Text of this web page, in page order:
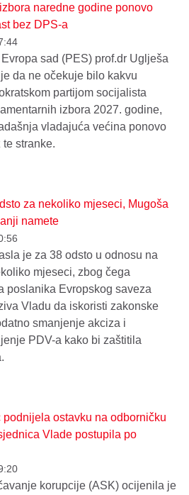
naredne godine ponovo
bez DPS-a
sad (PES) prof.dr Uglješa
da ne očekuje bilo kakvu
partijom socijalista
izbora 2027. godine,
vladajuća većina ponovo
stranke.
za nekoliko mjeseci, Mugoša
namete
je za 38 odsto u odnosu na
mjeseci, zbog čega
poslanika Evropskog saveza
Vladu da iskoristi zakonske
smanjenje akciza i
PDV-a kako bi zaštitila
ostavku na odborničku
Vlade postupila po
korupcije (ASK) ocijenila je